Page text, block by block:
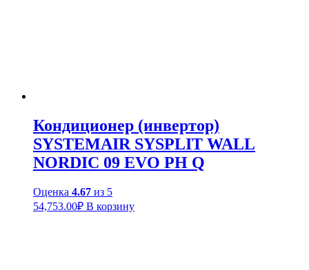
Кондиционер (инвертор)
SYSTEMAIR SYSPLIT WALL
NORDIC 09 EVO PH Q
Оценка 4.67 из 5
54,753.00₽ В корзину